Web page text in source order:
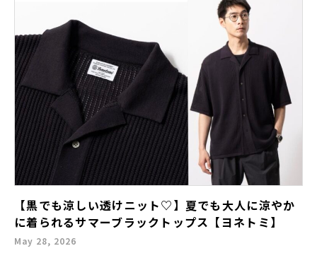
【黒でも涼しい透けニット♡】夏でも大人に涼やか
に着られるサマーブラックトップス【ヨネトミ】
May 28, 2026